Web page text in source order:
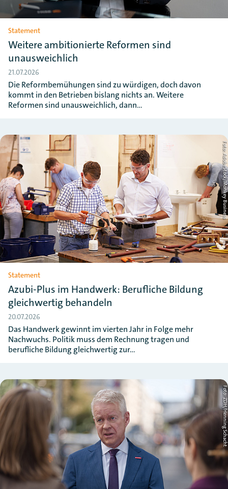
Statement
Weitere ambitionierte Reformen sind
unausweichlich
21.07.2026
Die Reformbemühungen sind zu würdigen, doch davon
kommt in den Betrieben bislang nichts an. Weitere
Reformen sind unausweichlich, dann…
Foto: AdobeStock/Monkey Business
Statement
Azubi-Plus im Handwerk: Berufliche Bildung
gleichwertig behandeln
20.07.2026
Das Handwerk gewinnt im vierten Jahr in Folge mehr
Nachwuchs. Politik muss dem Rechnung tragen und
berufliche Bildung gleichwertig zur…
Foto: ZDH/Henning Schacht